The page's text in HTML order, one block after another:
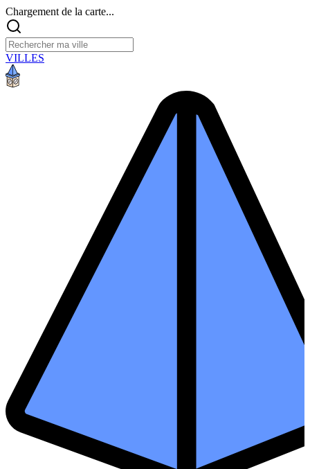
Chargement de la carte...
VILLES